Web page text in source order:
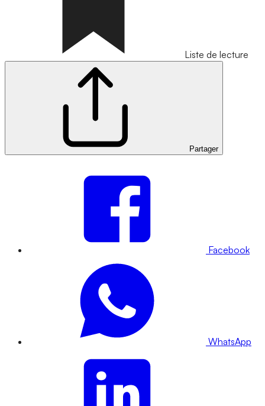
Liste de lecture
Partager
Facebook
WhatsApp